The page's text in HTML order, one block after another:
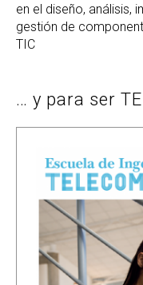
en el diseño, análisis,
gestión de
TIC
… y para ser